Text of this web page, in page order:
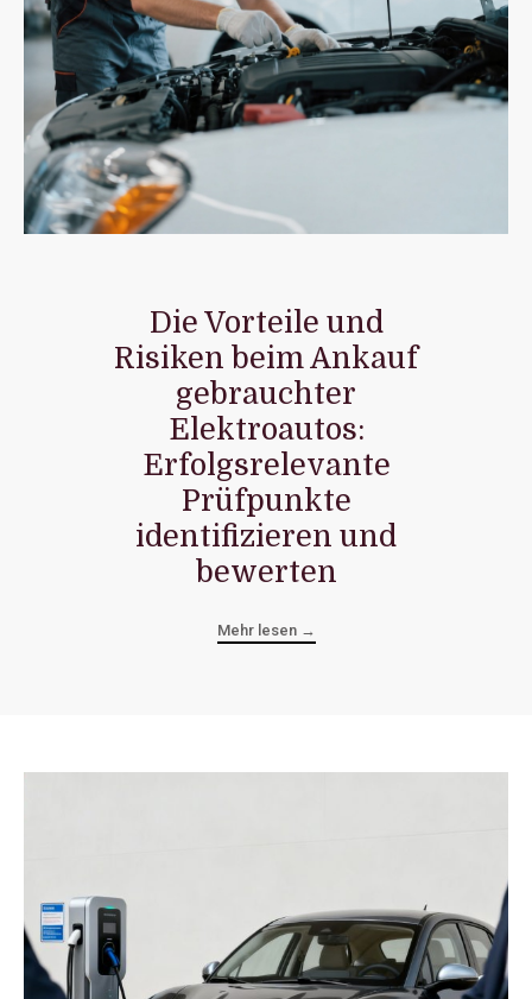
Die Vorteile und
Risiken beim Ankauf
gebrauchter
Elektroautos:
Erfolgsrelevante
Prüfpunkte
identifizieren und
bewerten
Mehr lesen →